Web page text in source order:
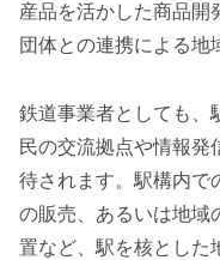
産品を活かした商品開
団体との連携による地
鉄道事業者としても、
民の交流拠点や情報発
待されます。駅構内で
の販売、あるいは地域
置など、駅を核とした